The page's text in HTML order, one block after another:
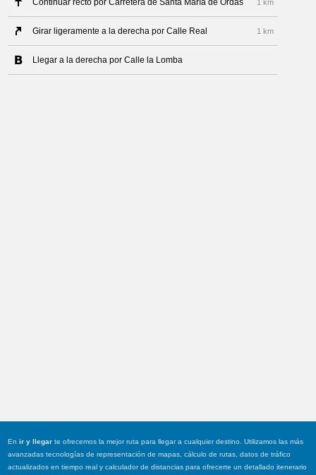
Continuar recto por Carretera de Santa María de Ordás 1 km
Girar ligeramente a la derecha por Calle Real 1 km
Llegar a la derecha por Calle la Lomba
Enir y llegar te ofrecemos la mejor ruta para llegar a cualquier destino. Utilizamos las más
avanzadas tecnologías de representación de mapas, cálculo de rutas, datos de tráfico
actualizados en tiempo real y calculador de distancias para ofrecerte un detallado itenerario